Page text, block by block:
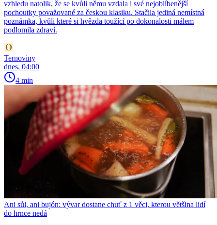
vzhledu natolik, že se kvůli němu vzdala i své nejoblíbenější
pochoutky považované za českou klasiku. Stačila jediná nemístná
poznámka, kvůli které si hvězda toužící po dokonalosti málem
podlomila zdraví.
Ternoviny
dnes, 04:00
4 min
Ani sůl, ani bujón: vývar dostane chuť z 1 věci, kterou většina lidí
do hrnce nedá